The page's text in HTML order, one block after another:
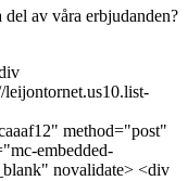
av våra erbjudanden?
method="post"
embedded-
novalidate> <div